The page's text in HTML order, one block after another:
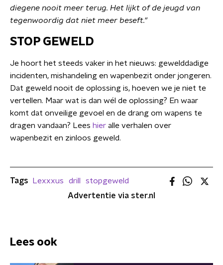
diegene nooit meer terug. Het lijkt of de jeugd van
tegenwoordig dat niet meer beseft."
STOP GEWELD
Je hoort het steeds vaker in het nieuws: gewelddadige
incidenten, mishandeling en wapenbezit onder jongeren.
Dat geweld nooit de oplossing is, hoeven we je niet te
vertellen. Maar wat is dan wél de oplossing? En waar
komt dat onveilige gevoel en de drang om wapens te
dragen vandaan? Lees hier alle verhalen over
wapenbezit en zinloos geweld.
Tags Lexxxus drill
stopgeweld
Advertentie via ster.nl
Lees ook